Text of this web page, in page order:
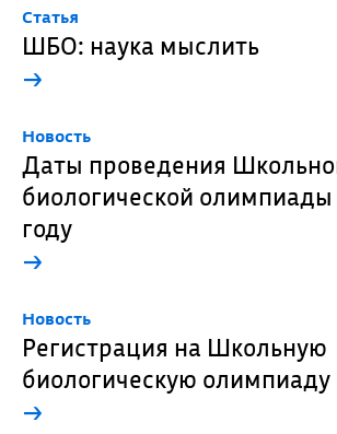
Cтатья
ШБО: наука мыслить
→
Новость
Даты проведения
биологической
году
→
Новость
Регистрация на Школьную
биологическую олимпиаду
→